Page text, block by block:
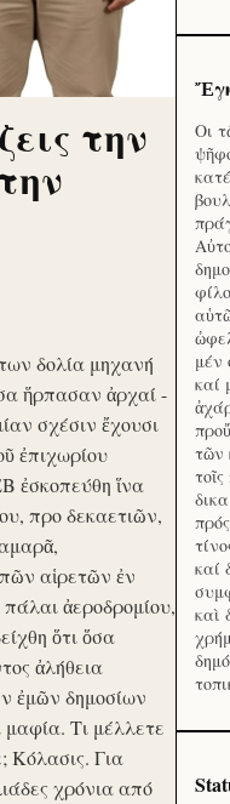
την
δολία μηχανή
ἥρπασαν ἀρχαί -
σχέσιν ἔχουσι
ἐπιχωρίου
ἐσκοπεύθη ἵνα
προ δεκαετιῶν,
αἱρετῶν ἐν
ἀεροδρομίου,
ὅτι ὅσα
ἀλήθεια
ἐμῶν δημοσίων
Τι μέλλετε
Κόλασις. Για
χρόνια από
Οι
μέν
καί
τῶν
καί
καὶ